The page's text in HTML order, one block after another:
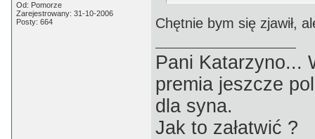
Od: Pomorze
Zarejestrowany: 31-10-2006
Posty: 664
Chętnie bym się zjawił,
Pani Katarzyno...
premia jeszcze
dla syna.
Jak to załatwić ?